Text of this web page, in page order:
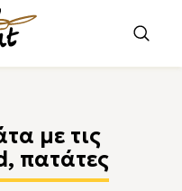
με τις
πατάτες